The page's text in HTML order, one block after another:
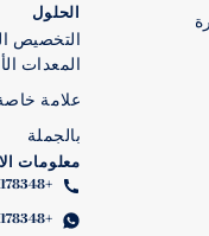
الحلول
التخصيص
المعدات
علامة خاصة
بالجملة
معلومات
+86-18819178348
+86-18819178348